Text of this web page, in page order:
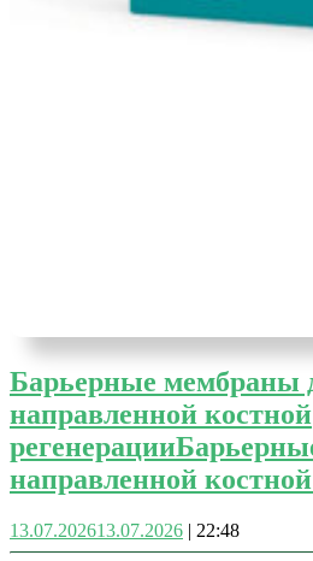
Барьерные мембраны
направленной костной
регенерации
направленной
13.07.202613.07.2026 | 22:48